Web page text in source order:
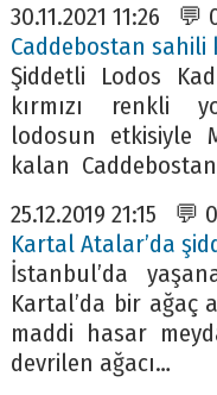
30.11.2021 11:26
Caddebostan sahili
Şiddetli Lodos
kırmızı renkli
lodosun etkisiyle
kalan
25.12.2019 21:15
Kartal Atalar’da
İstanbul’da
Kartal’da bir ağaç
maddi hasar
devrilen ağacı…